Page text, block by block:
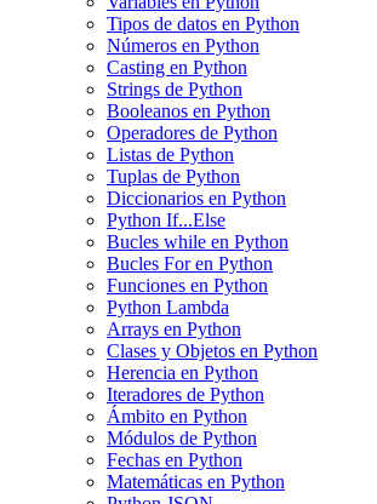
Tipos de datos en Python
Números en Python
Casting en Python
Strings de Python
Booleanos en Python
Operadores de Python
Listas de Python
Tuplas de Python
Diccionarios en Python
Python If...Else
Bucles while en Python
Bucles For en Python
Funciones en Python
Python Lambda
Arrays en Python
Clases y Objetos en Python
Herencia en Python
Iteradores de Python
Ámbito en Python
Módulos de Python
Fechas en Python
Matemáticas en Python